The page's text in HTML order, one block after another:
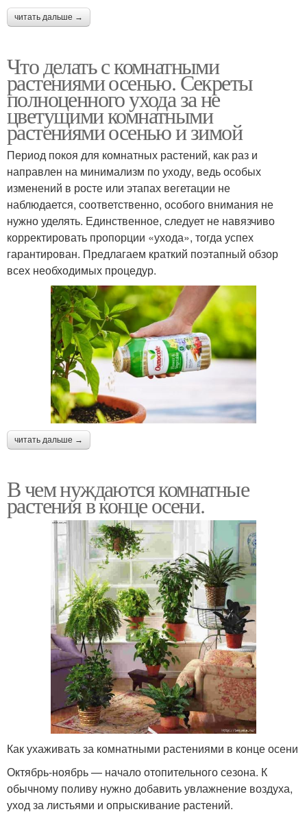
читать дальше →
Что делать с комнатными
растениями осенью. Секреты
полноценного ухода за не
цветущими комнатными
растениями осенью и зимой
Период покоя для комнатных растений, как раз и
направлен на минимализм по уходу, ведь особых
изменений в росте или этапах вегетации не
наблюдается, соответственно, особого внимания не
нужно уделять. Единственное, следует не навязчиво
корректировать пропорции «ухода», тогда успех
гарантирован. Предлагаем краткий поэтапный обзор
всех необходимых процедур.
читать дальше →
В чем нуждаются комнатные
растения в конце осени.
Как ухаживать за комнатными растениями в конце осени
Октябрь-ноябрь — начало отопительного сезона. К
обычному поливу нужно добавить увлажнение воздуха,
уход за листьями и опрыскивание растений.